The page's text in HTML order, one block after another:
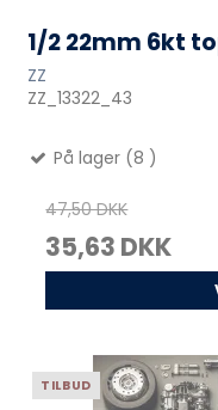
1/2 22mm 6kt
ZZ
ZZ_13322_43
På lager (8 )
47,50 DKK
35,63 DKK
TILBUD